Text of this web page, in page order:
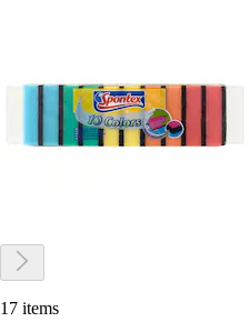
17 items